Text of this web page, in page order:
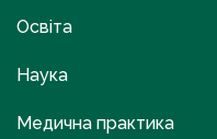
Освіта
Наука
Медична практика